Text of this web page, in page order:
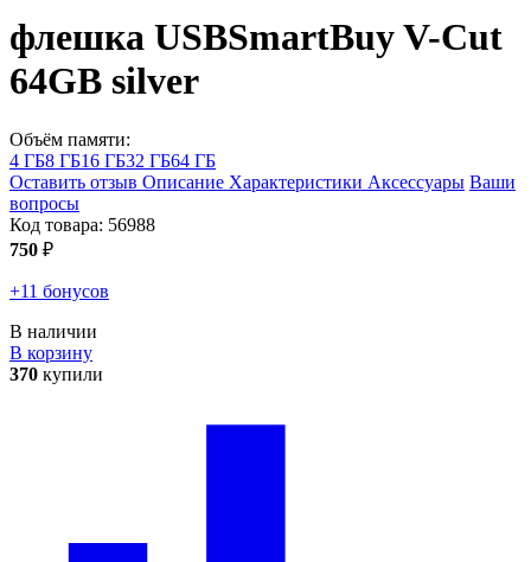
флешка USBSmartBuy V-Cut
64GB silver
Объём памяти:
4 ГБ8 ГБ16 ГБ32 ГБ64 ГБ
Оставить отзыв Описание Характеристики Аксессуары Ваши
вопросы
Код товара: 56988
750 ₽
+11 бонусов
В наличии
В корзину
370 купили